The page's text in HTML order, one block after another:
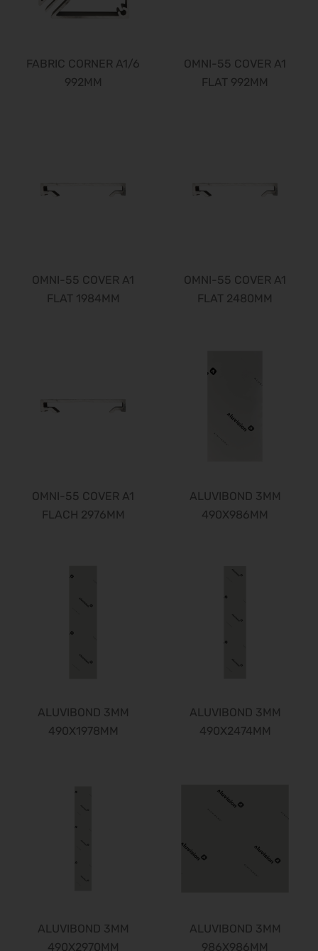
FABRIC CORNER A1/6
992MM
OMNI-55 COVER A1
FLAT 992MM
OMNI-55 COVER A1
FLAT 1984MM
OMNI-55 COVER A1
FLAT 2480MM
OMNI-55 COVER A1
FLACH 2976MM
ALUVIBOND 3MM
490X986MM
ALUVIBOND 3MM
490X1978MM
ALUVIBOND 3MM
490X2474MM
ALUVIBOND 3MM
490X2970MM
ALUVIBOND 3MM
986X986MM